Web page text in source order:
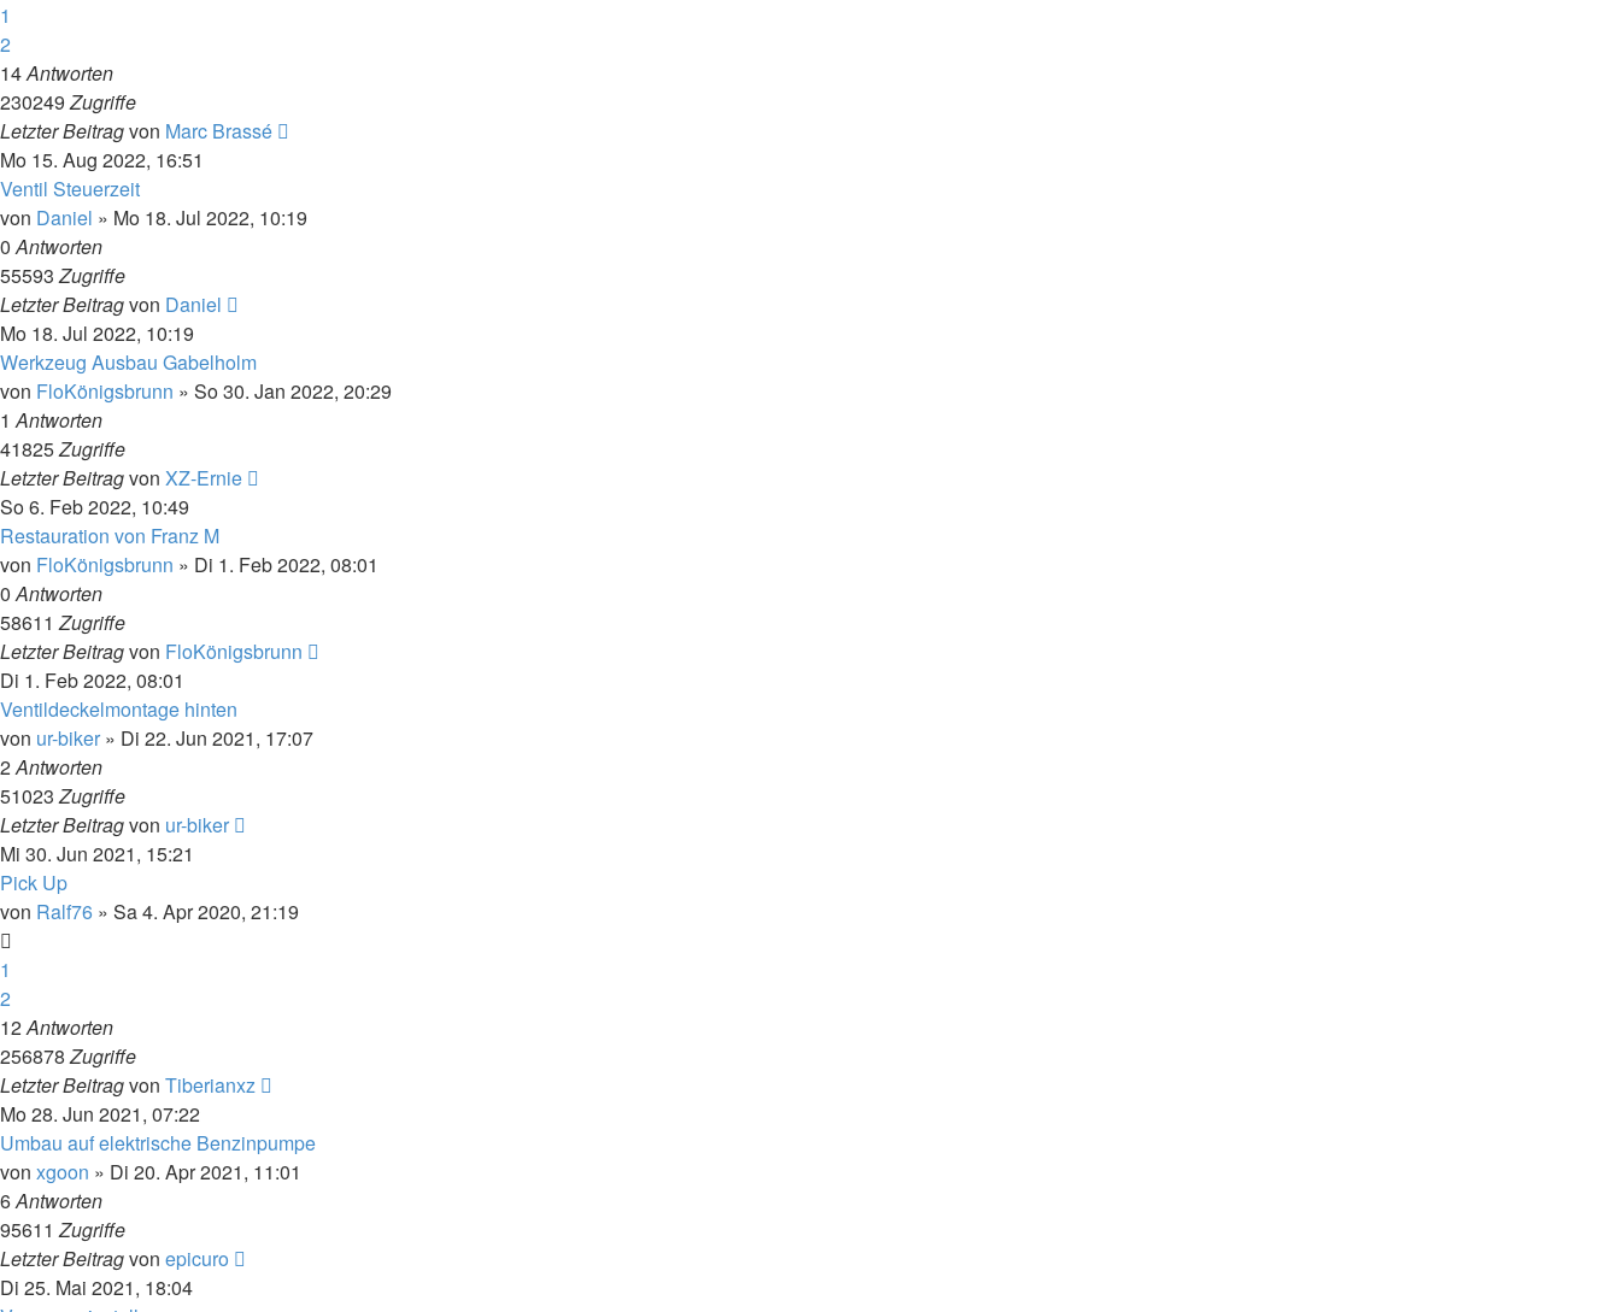
1
2
14Antworten
230249Zugriffe
Letzter Beitragvon Marc Brassé
Mo 15. Aug 2022, 16:51
Ventil Steuerzeit
von Daniel » Mo 18. Jul 2022, 10:19
0Antworten
55593Zugriffe
Letzter Beitragvon Daniel
Mo 18. Jul 2022, 10:19
Werkzeug Ausbau Gabelholm
von FloKönigsbrunn » So 30. Jan 2022, 20:29
1Antworten
41825Zugriffe
Letzter Beitragvon XZ-Ernie
So 6. Feb 2022, 10:49
Restauration von Franz M
von FloKönigsbrunn » Di 1. Feb 2022, 08:01
0Antworten
58611Zugriffe
Letzter Beitragvon FloKönigsbrunn
Di 1. Feb 2022, 08:01
Ventildeckelmontage hinten
von ur-biker » Di 22. Jun 2021, 17:07
2Antworten
51023Zugriffe
Letzter Beitragvon ur-biker
Mi 30. Jun 2021, 15:21
Pick Up
von Ralf76 » Sa 4. Apr 2020, 21:19
1
2
12Antworten
256878Zugriffe
Letzter Beitragvon Tiberianxz
Mo 28. Jun 2021, 07:22
Umbau auf elektrische Benzinpumpe
von xgoon » Di 20. Apr 2021, 11:01
6Antworten
95611Zugriffe
Letzter Beitragvon epicuro
Di 25. Mai 2021, 18:04